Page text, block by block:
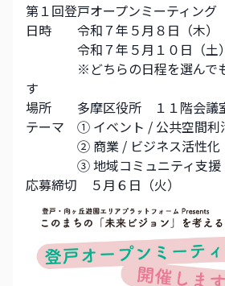
第１回登戸オープンミーティング
日時　　令和７年５月８日（木）
令和７年５月１０日（土）
※どちらの日程を選んでも
す
場所　　多摩区役所　１１階会議
テーマ　① イベント / 公共空間利
② 商業 / ビジネス活性化
③ 地域コミュニティ支援
応募締切　５月６日（火）